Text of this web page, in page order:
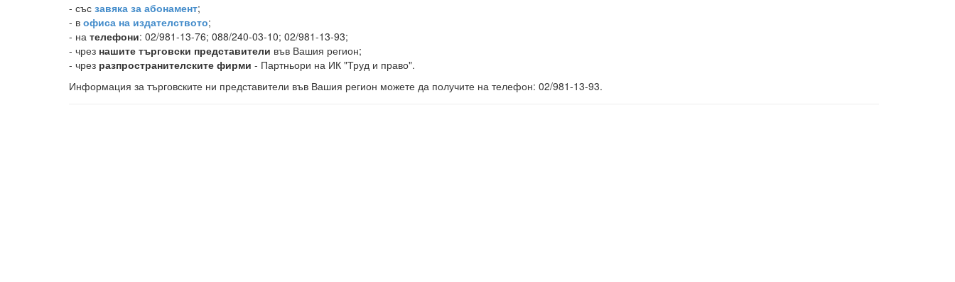
- със завяка за абонамент;
- в офиса на издателството;
- на телефони: 02/981-13-76; 088/240-03-10; 02/981-13-93;
- чрез нашите търговски представители във Вашия регион;
- чрез разпространителските фирми - Партньори на ИК "Труд и право".
Информация за търговските ни представители във Вашия регион можете да получите на телефон: 02/981-13-93.